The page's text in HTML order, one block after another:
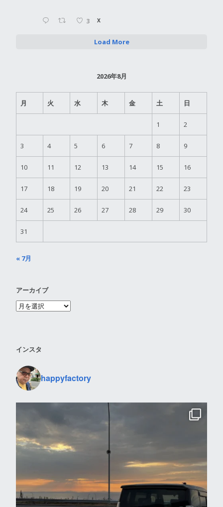
3 X
Load More
2026年8月
月 火 水 木 金 土 日
1 2
3 4 5 6 7 8 9
10 11 12 13 14 15 16
17 18 19 20 21 22 23
24 25 26 27 28 29 30
31
« 7月
アーカイブ
インスタ
happyfactory